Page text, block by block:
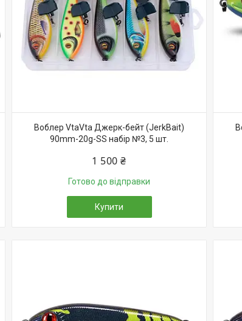
Воблер VtaVta Джерк-бейт (JerkBait)
90mm-20g-SS набір №3, 5 шт.
1 500 ₴
Готово до відправки
Купити